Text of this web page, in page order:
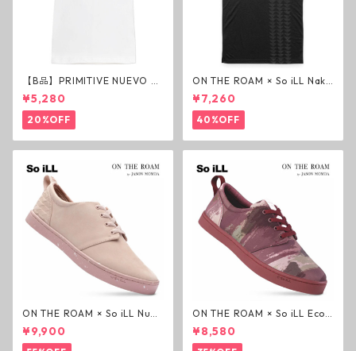
【B品】PRIMITIVE NUEVO SC
RIPT HW TEE WHITE ヘビー
ウェイトTシャツ ホワイト プ
リミティブ
¥5,280
20%OFF
ON THE ROAM × So iLL Nako
a Tee Tシャツ ウルフブラック
オンザローム ジェイソンモモ
ア OTR ビンテージ加工
¥7,260
40%OFF
ON THE ROAM × So iLL Nubu
ck Wino ライフスタイルシュ
ーズ ダーティーピンク オンザ
¥9,900
ON THE ROAM × So iLL Eco
Camo Wino ライフスタイル
シューズ カモ オンザローム ジ
¥8,580